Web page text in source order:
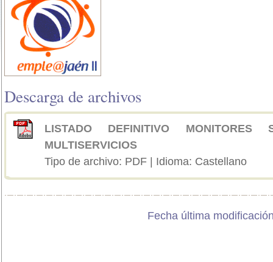
Descarga de archivos
LISTADO DEFINITIVO MONITORES
MULTISERVICIOS
Tipo de archivo: PDF | Idioma: Castellano
Fecha última